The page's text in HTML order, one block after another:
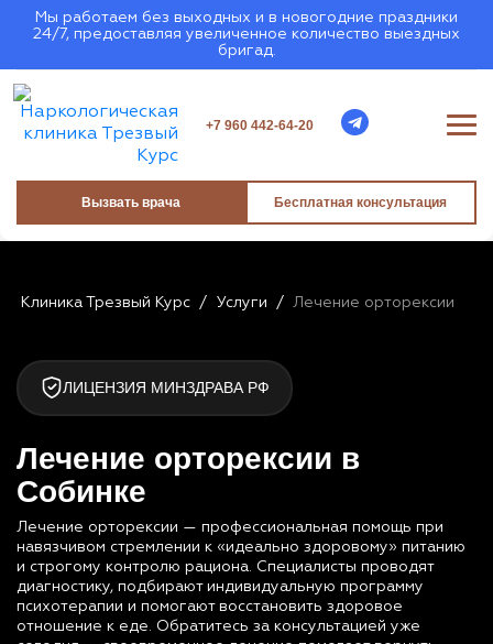
Мы работаем без выходных и в новогодние праздники
24/7, предоставляя увеличенное количество выездных
бригад.
+7 960 442-64-20
Вызвать врача Бесплатная консультация
Клиника Трезвый Курс / Услуги / Лечение орторексии
ЛИЦЕНЗИЯ МИНЗДРАВА РФ
Лечение орторексии в
Собинке
Лечение орторексии — профессиональная помощь при
навязчивом стремлении к «идеально здоровому» питанию
и строгому контролю рациона. Специалисты проводят
диагностику, подбирают индивидуальную программу
психотерапии и помогают восстановить здоровое
отношение к еде. Обратитесь за консультацией уже